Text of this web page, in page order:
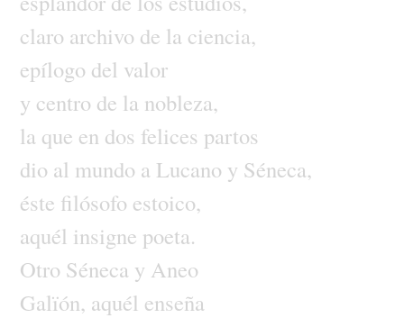
claro archivo de la ciencia,
epílogo del valor
y centro de la nobleza,
la que en dos felices partos
dio al mundo a Lucano y Séneca,
éste filósofo estoico,
aquél insigne poeta.
Otro Séneca y Aneo
Galïón, aquél enseña